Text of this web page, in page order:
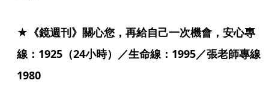
★《鏡週刊》關心您，再給自己一次機會，安心專
線：1925（24小時）／生命線：1995／張老師專線
1980